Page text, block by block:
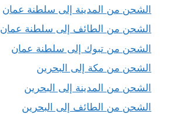
الشحن من المدينة إلى سلطنة عمان
الشحن من الطائف إلى سلطنة عمان
الشحن من تبوك إلى سلطنة عمان
الشحن من مكة إلى البحرين
الشحن من المدينة إلى البحرين
الشحن من الطائف إلى البحرين